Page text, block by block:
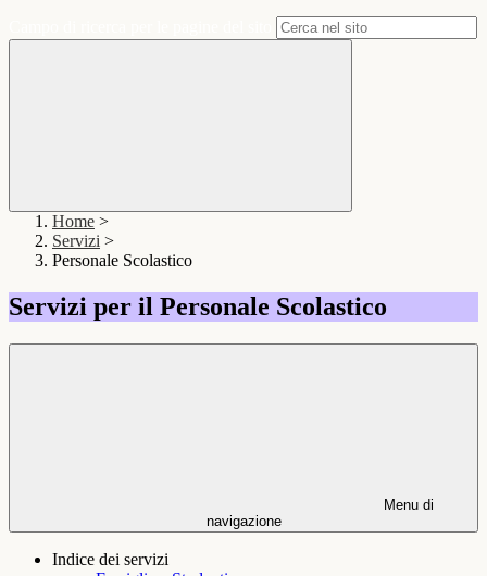
Home >
Servizi >
Personale Scolastico
Servizi per il Personale Scolastico
Menu di
navigazione
Indice dei servizi